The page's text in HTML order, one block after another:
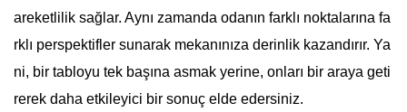
areketlilik sağlar. Aynı zamanda odanın farklı noktalarına fa
rklı perspektifler sunarak mekanınıza derinlik kazandırır. Ya
ni, bir tabloyu tek başına asmak yerine, onları bir araya geti
rerek daha etkileyici bir sonuç elde edersiniz.